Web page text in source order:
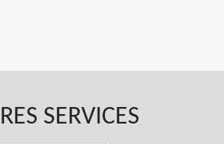
SERVICES